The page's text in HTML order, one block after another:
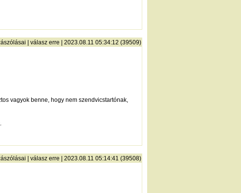
| válasz erre | 2023.08.11 05:34:12 (39509)
vagyok benne, hogy nem szendvicstartónak,
| válasz erre | 2023.08.11 05:14:41 (39508)